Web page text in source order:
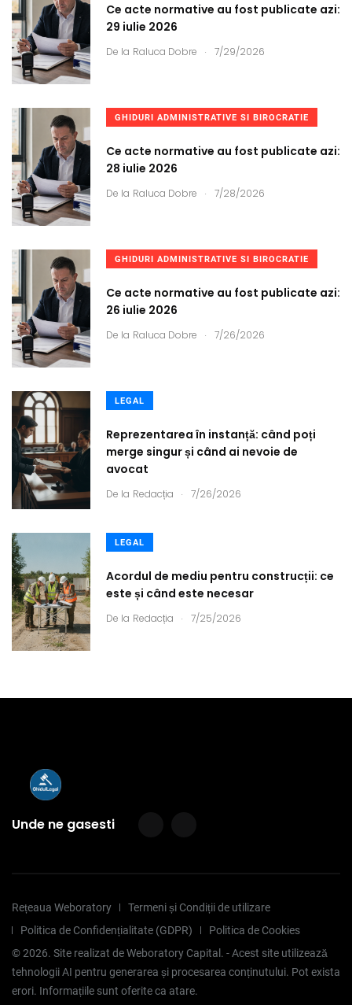
Ce acte normative au fost publicate azi:
29 iulie 2026
De la Raluca Dobre . 7/29/2026
GHIDURI ADMINISTRATIVE SI BIROCRATIE
Ce acte normative au fost publicate azi:
28 iulie 2026
De la Raluca Dobre . 7/28/2026
GHIDURI ADMINISTRATIVE SI BIROCRATIE
Ce acte normative au fost publicate azi:
26 iulie 2026
De la Raluca Dobre . 7/26/2026
LEGAL
Reprezentarea în instanță: când poți
merge singur și când ai nevoie de
avocat
De la Redacția . 7/26/2026
LEGAL
Acordul de mediu pentru construcții: ce
este și când este necesar
De la Redacția . 7/25/2026
Unde ne gasesti
Rețeaua Weboratory
Termeni și Condiții de utilizare
Politica de Confidențialitate (GDPR)
Politica de Cookies
©2026. Site realizat de Weboratory Capital. - Acest site utilizează
tehnologii AI pentru generarea și procesarea conținutului. Pot exista
erori. Informațiile sunt oferite ca atare.